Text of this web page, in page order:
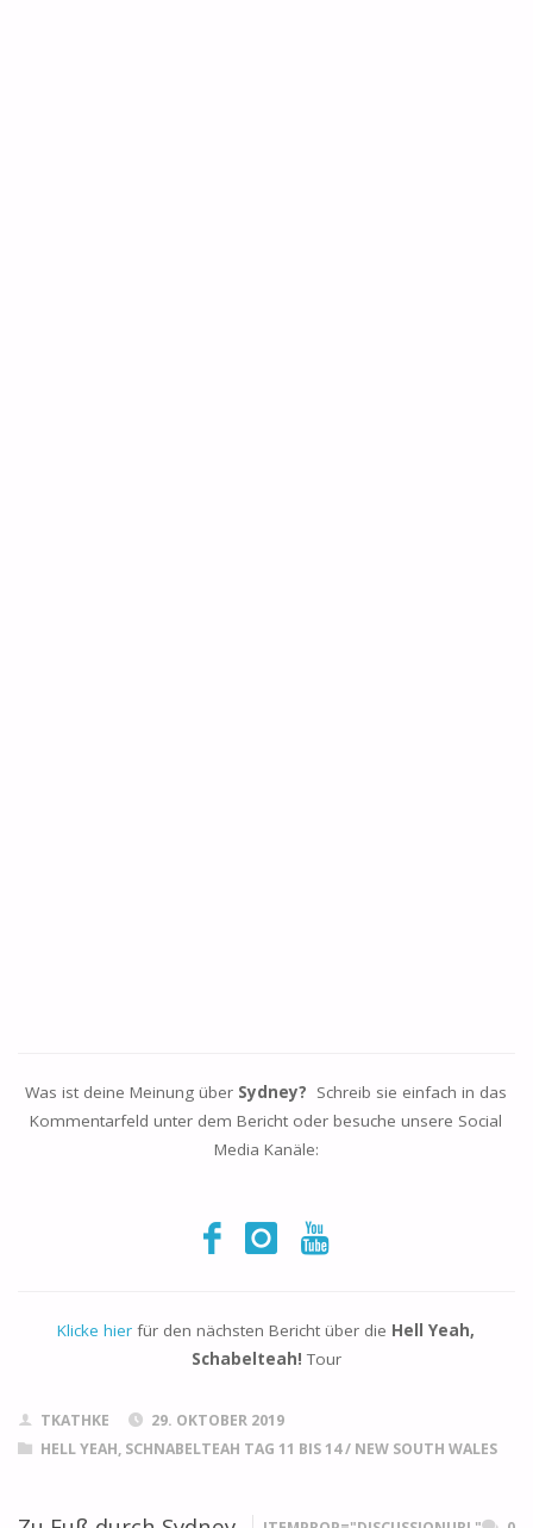
Was ist deine Meinung über Sydney? Schreib sie einfach in das
Kommentarfeld unter dem Bericht oder besuche unsere Social
Media Kanäle:
Klicke hier für den nächsten Bericht über die Hell Yeah,
Schabelteah! Tour
TKATHKE
29. OKTOBER 2019
HELL YEAH, SCHNABELTEAH TAG 11 BIS 14/ NEW SOUTH WALES